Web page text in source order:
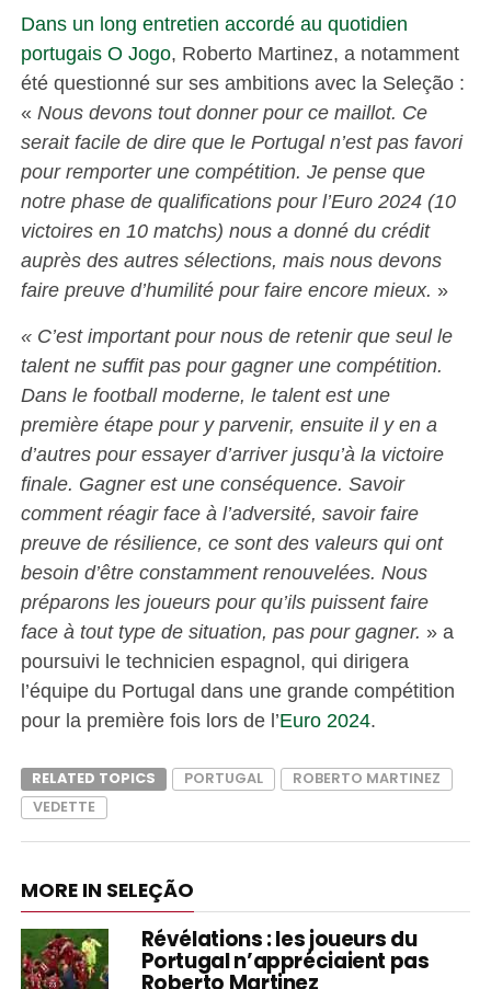
Dans un long entretien accordé au quotidien
portugais O Jogo, Roberto Martinez, a notamment
été questionné sur ses ambitions avec la Seleção :
« Nous devons tout donner pour ce maillot. Ce
serait facile de dire que le Portugal n’est pas favori
pour remporter une compétition. Je pense que
notre phase de qualifications pour l’Euro 2024 (10
victoires en 10 matchs) nous a donné du crédit
auprès des autres sélections, mais nous devons
faire preuve d’humilité pour faire encore mieux. »
« C’est important pour nous de retenir que seul le
talent ne suffit pas pour gagner une compétition.
Dans le football moderne, le talent est une
première étape pour y parvenir, ensuite il y en a
d’autres pour essayer d’arriver jusqu’à la victoire
finale. Gagner est une conséquence. Savoir
comment réagir face à l’adversité, savoir faire
preuve de résilience, ce sont des valeurs qui ont
besoin d’être constamment renouvelées. Nous
préparons les joueurs pour qu’ils puissent faire
face à tout type de situation, pas pour gagner. » a
poursuivi le technicien espagnol, qui dirigera
l’équipe du Portugal dans une grande compétition
pour la première fois lors de l’Euro 2024.
RELATED TOPICS PORTUGAL
ROBERTO MARTINEZ
VEDETTE
MORE IN SELEÇÃO
Révélations : les joueurs du
Portugal n’appréciaient pas
Roberto Martinez